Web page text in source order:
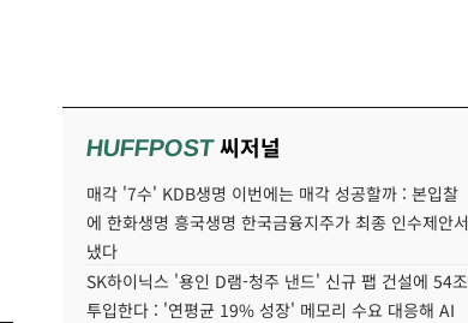
HUFFPOST씨저널
매각 '7수' KDB생명 이번에는 매각 성공할까 : 본입찰
에 한화생명 흥국생명 한국금융지주가 최종 인수제안서
냈다
SK하이닉스 '용인 D램-청주 낸드' 신규 팹 건설에 54조
투입한다 : '연평균 19% 성장' 메모리 수요 대응해 AI